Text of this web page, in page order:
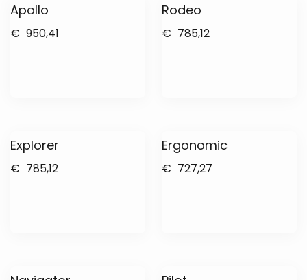
Apollo
€ 950,41
Rodeo
€ 785,12
Explorer
€ 785,12
Ergonomic
€ 727,27